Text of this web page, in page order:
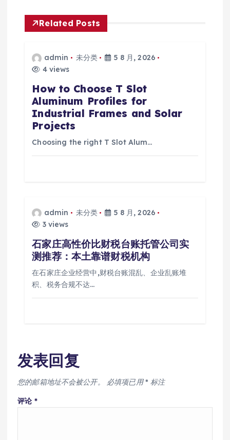
Related Posts
admin 未分类
5 8 月, 2026
4 views
How to Choose T Slot
Aluminum Profiles for
Industrial Frames and Solar
Projects
Choosing the right T Slot Alum…
admin 未分类
5 8 月, 2026
3 views
石家庄高性价比财税台账托管公司实
测推荐：本土靠谱财税机构
在石家庄企业经营中,财税台账混乱、企业乱账堆
积、税务合规不达…
发表回复
您的邮箱地址不会被公开。 必填项已用* 标注
评论 *